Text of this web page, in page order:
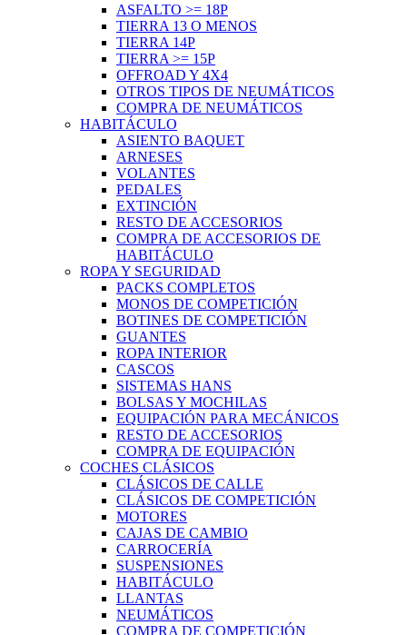
ASFALTO >= 18P
TIERRA 13 O MENOS
TIERRA 14P
TIERRA >= 15P
OFFROAD Y 4X4
OTROS TIPOS DE NEUMÁTICOS
COMPRA DE NEUMÁTICOS
HABITÁCULO
ASIENTO BAQUET
ARNESES
VOLANTES
PEDALES
EXTINCIÓN
RESTO DE ACCESORIOS
COMPRA DE ACCESORIOS DE
HABITÁCULO
ROPA Y SEGURIDAD
PACKS COMPLETOS
MONOS DE COMPETICIÓN
BOTINES DE COMPETICIÓN
GUANTES
ROPA INTERIOR
CASCOS
SISTEMAS HANS
BOLSAS Y MOCHILAS
EQUIPACIÓN PARA MECÁNICOS
RESTO DE ACCESORIOS
COMPRA DE EQUIPACIÓN
COCHES CLÁSICOS
CLÁSICOS DE CALLE
CLÁSICOS DE COMPETICIÓN
MOTORES
CAJAS DE CAMBIO
CARROCERÍA
SUSPENSIONES
HABITÁCULO
LLANTAS
NEUMÁTICOS
COMPRA DE COMPETICIÓN